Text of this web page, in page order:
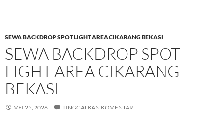
SEWA BACKDROP SPOT LIGHT AREA CIKARANG BEKASI
SEWA BACKDROP SPOT
LIGHT AREA CIKARANG
BEKASI
MEI 25, 2026 TINGGALKAN KOMENTAR